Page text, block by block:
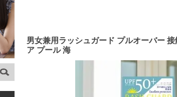
男女兼用ラッシュガード プルオーバー
ア プール 海